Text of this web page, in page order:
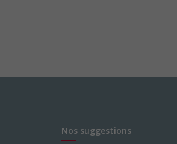
Nos suggestions